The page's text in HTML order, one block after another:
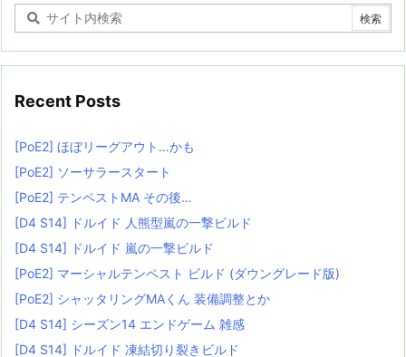
Recent Posts
[PoE2] ほぼリーグアウト…かも
[PoE2] ソーサラースタート
[PoE2] テンペストMA その後…
[D4 S14] ドルイド 人熊型嵐の一撃ビルド
[D4 S14] ドルイド 嵐の一撃ビルド
[PoE2] マーシャルテンペスト ビルド (ダウングレード版)
[PoE2] シャッタリングMAくん 装備調整とか
[D4 S14] シーズン14 エンドゲーム 雑感
[D4 S14] ドルイド 凍結切り裂きビルド